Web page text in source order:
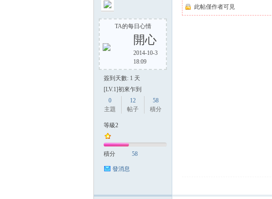
TA的每日心情
開心
2014-10-3
18:09
簽到天數: 1 天
[LV.1]初來乍到
0
主題
12
帖子
58
積分
等級2
積分 58
發消息
此帖僅作者可見